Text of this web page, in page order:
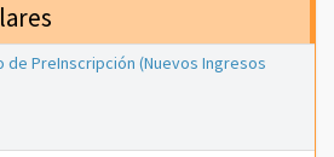
PreInscripción (Nuevos Ingresos